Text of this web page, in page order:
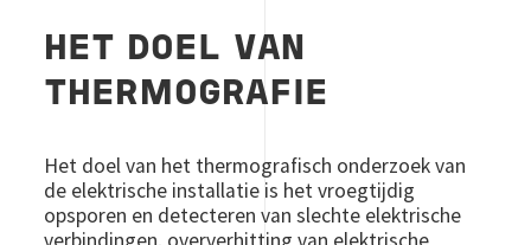
HET DOEL VAN
THERMOGRAFIE
Het doel van het thermografisch onderzoek van
de elektrische installatie is het vroegtijdig
opsporen en detecteren van slechte elektrische